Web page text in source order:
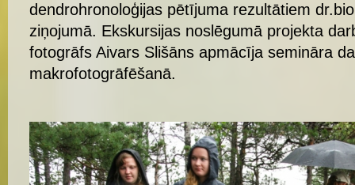
dendrohronoloģijas pētījuma rezultātiem
ziņojumā. Ekskursijas noslēgumā projekta
fotogrāfs Aivars Slišāns apmācīja semināra
makrofotogrāfēšanā.